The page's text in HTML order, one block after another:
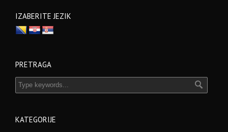
IZABERITE JEZIK
PRETRAGA
KATEGORIJE